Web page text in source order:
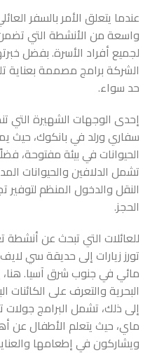
عندما يتعلق الأمر بالسفر
واسعة من الأنشطة التي
لجميع أفراد الأسرة. بفضل
الشركة برامج مصممة بعناية
حد سواء.
إحدى الوجهات الشهيرة التي
سفاري ورلد في بانكوك، حيث
الحيوانات في بيئة مفتوحة،
تشمل الدلافين والحيوانات
النقل والدخول المنظم لتوفير
الحجز.
للعائلات التي تبحث عن أنشطة
تورز زيارات إلى حديقة سي
مائي في جنوب شرق آسيا.
البحرية والتعرف على
إلى ذلك، تشمل البرامج جولات
ماي، حيث يتعلم الأطفال عن
ويشاركون في إطعامها